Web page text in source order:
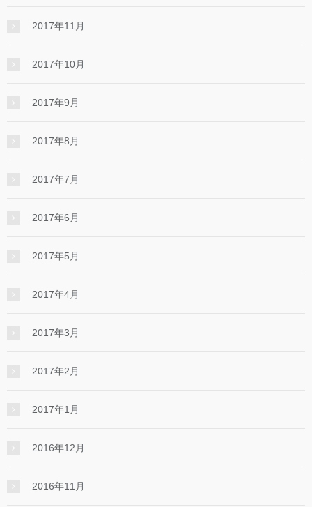
2017年11月
2017年10月
2017年9月
2017年8月
2017年7月
2017年6月
2017年5月
2017年4月
2017年3月
2017年2月
2017年1月
2016年12月
2016年11月